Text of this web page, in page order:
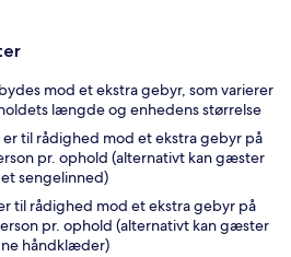
mod et ekstra gebyr, som varierer
længde og enhedens størrelse
er til rådighed mod et ekstra gebyr på
pr. ophold (alternativt kan gæster
sengelinned)
til rådighed mod et ekstra gebyr på
pr. ophold (alternativt kan gæster
håndklæder)